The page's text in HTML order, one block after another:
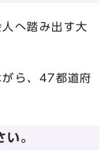
へ踏み出す大
ら、47都道府
。